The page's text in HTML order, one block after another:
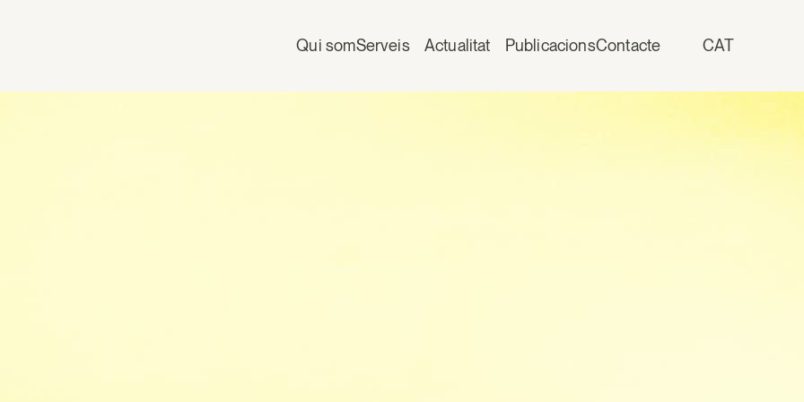
Qui somServeis Actualitat PublicacionsContacte CAT